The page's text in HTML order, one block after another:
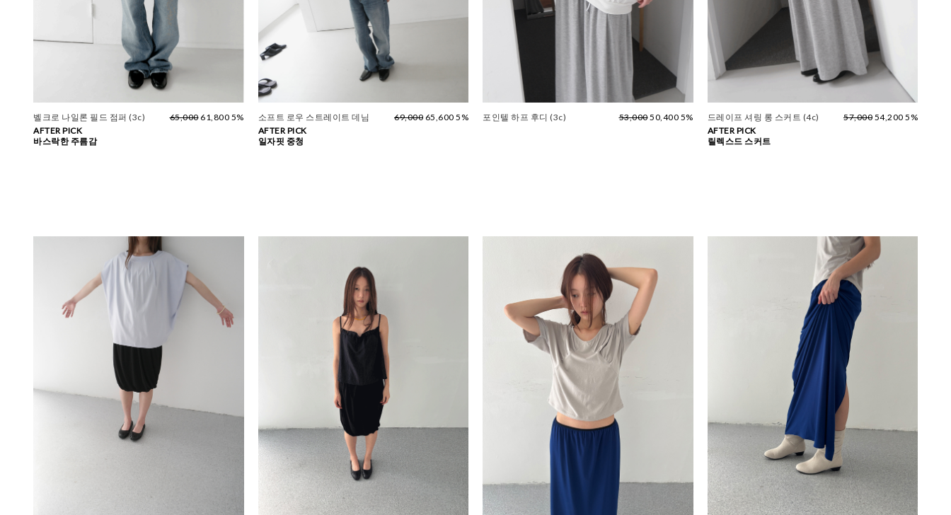
벨크로 나일론 필드 점퍼 (3c) 65,00061,800 5%
AFTER PICK
바스락한 주름감
소프트 로우 스트레이트 데님 69,000 65,600 5%
AFTER PICK
일자핏 중청
포인텔 하프 후디 (3c) 53,00050,400 5% 드레이프 셔링 롱 스커트 (4c) 57,000 54,200 5%
AFTER PICK
릴렉스드 스커트